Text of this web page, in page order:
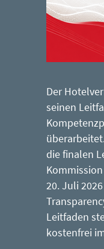
Der
seinen
die finalen
20. Juli
Leitfaden
kostenfrei